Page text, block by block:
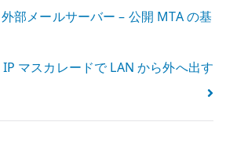
部メールサーバー – 公開 MTA の基
マスカレードで LAN から外へ出す